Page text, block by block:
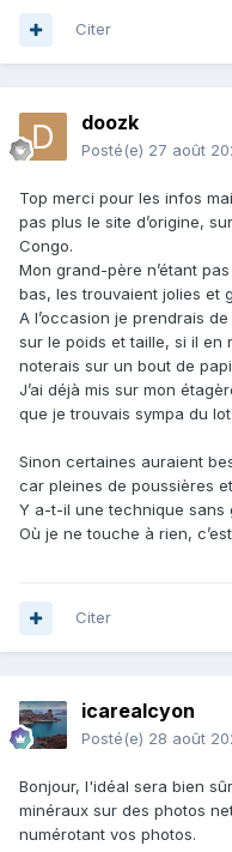
Citer
doozk
Posté(e) 27 août
Top merci pour les infos
pas plus le site d’origine,
Congo.
Mon grand-père n’étant
bas, les trouvaient jolies et
A l’occasion je prendrais
sur le poids et taille, si il en
noterais sur un bout de
J’ai déjà mis sur mon
que je trouvais sympa du lot.
Sinon certaines auraient
car pleines de poussières
Y a-t-il une technique sans
Où je ne touche à rien,
Citer
icarealcyon
Posté(e) 28 août
Bonjour, l'idéal sera bien
minéraux sur des photos
numérotant vos photos.